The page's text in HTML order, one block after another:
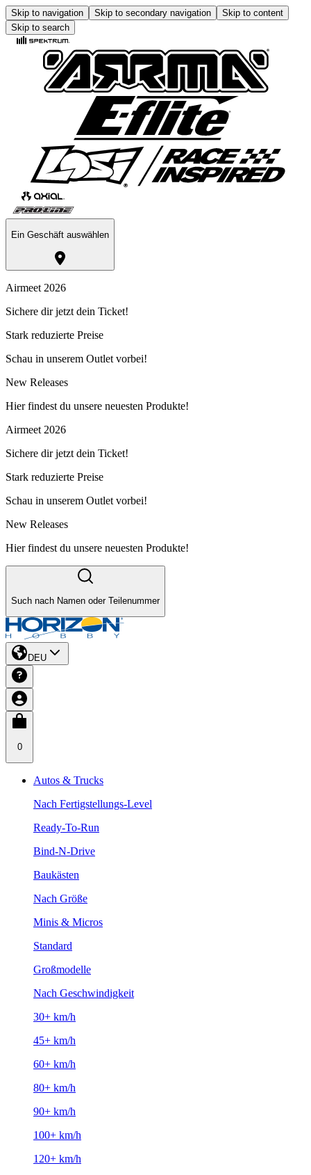
Skip to navigation Skip to secondary navigation
Skip to content
Skip to search
Ein Geschäft auswählen
Airmeet 2026
Sichere dir jetzt dein Ticket!
Stark reduzierte Preise
Schau in unserem Outlet vorbei!
New Releases
Hier findest du unsere neuesten Produkte!
Airmeet 2026
Sichere dir jetzt dein Ticket!
Stark reduzierte Preise
Schau in unserem Outlet vorbei!
New Releases
Hier findest du unsere neuesten Produkte!
Such nach Namen oder Teilenummer
DEU
0
Autos & Trucks
Nach Fertigstellungs-Level
Ready-To-Run
Bind-N-Drive
Baukästen
Nach Größe
Minis & Micros
Standard
Großmodelle
Nach Geschwindigkeit
30+ km/h
45+ km/h
60+ km/h
80+ km/h
90+ km/h
100+ km/h
120+ km/h